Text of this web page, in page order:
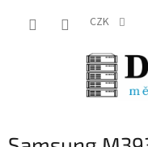
CZK